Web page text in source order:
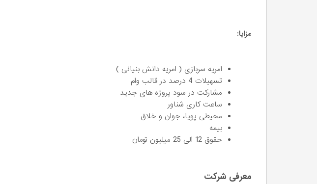
مزایا:
امریه سربازی ( امریه دانش بنیانی )
تسهیلات 4 درصد در قالب وام
مشارکت در سود پروژه های جدید
ساعت کاری شناور
محیطی پویا، جوان و خلاق
بیمه
حقوق 12 الی 25 میلیون تومان
معرفی شرکت